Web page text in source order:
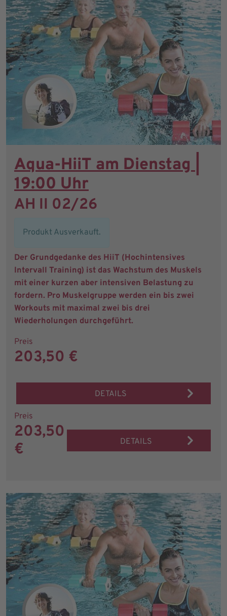
Aqua-HiiT am Dienstag |
19:00 Uhr
AH II 02/26
Produkt Ausverkauft.
Der Grundgedanke des HiiT (Hochintensives
Intervall Training) ist das Wachstum des Muskels
mit einer kurzen aber intensiven Belastung zu
fordern. Pro Muskelgruppe werden ein bis zwei
Workouts mit maximal zwei bis drei
Wiederholungen durchgeführt.
Preis
203,50 €
DETAILS
Preis
203,50
€
DETAILS